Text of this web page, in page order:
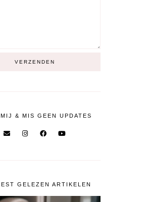
& MIS GEEN UPDATES
GELEZEN ARTIKELEN